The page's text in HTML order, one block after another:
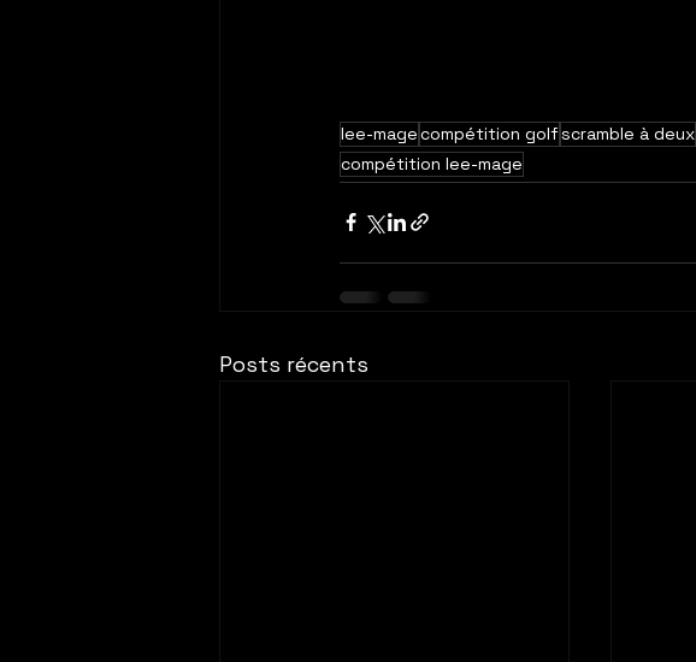
lee-magecompétition golfscramble à deux
compétition lee-mage
Posts récents